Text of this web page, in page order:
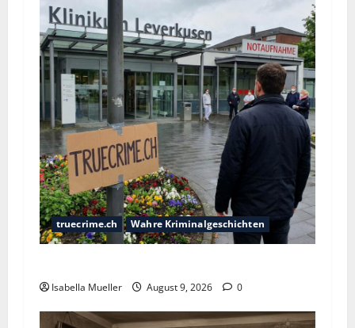
truecrime.ch Wahre Kriminalgeschichten
Isabella Mueller August 9, 2026 0